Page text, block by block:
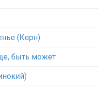
(Керн)
быть может